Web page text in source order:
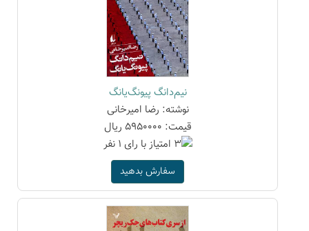
نیم‌دانگ پیونگ‌یانگ
نوشته: رضا امیرخانی
قیمت: 5950000 ریال
سفارش بدهید